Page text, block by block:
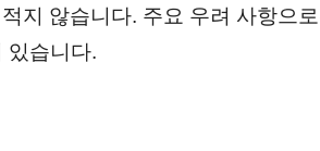
지 않습니다. 주요 우려 사항으
있습니다.